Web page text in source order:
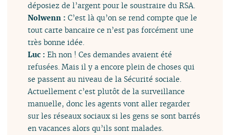
déposiez de l’argent pour le soustraire du RSA.
Nolwenn :C’est là qu’on se rend compte que le
tout carte bancaire ce n’est pas forcément une
très bonne idée.
Luc :Eh non ! Ces demandes avaient été
refusées. Mais il y a encore plein de choses qui
se passent au niveau de la Sécurité sociale.
Actuellement c’est plutôt de la surveillance
manuelle, donc les agents vont aller regarder
sur les réseaux sociaux si les gens se sont barrés
en vacances alors qu’ils sont malades.